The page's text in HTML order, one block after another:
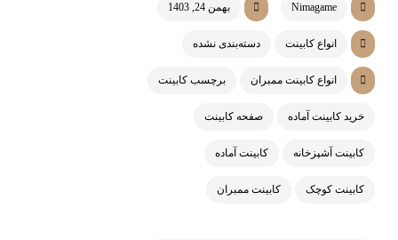
Nimagame بهمن 24, 1403
انواع کابینت دسته‌بندی نشده
انواع کابینت ممبران برچسب کابینت
خرید کابینت آماده صفحه کابینت
کابینت آشپزخانه کابینت آماده
کابینت کوچک کابینت ممبران